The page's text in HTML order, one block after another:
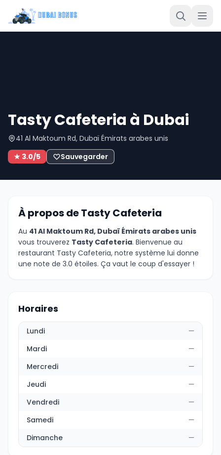
Tasty Cafeteria à Dubai
41 Al Maktoum Rd, Dubaï Émirats arabes unis
★ 3.0/5
Sauvegarder
À propos de Tasty Cafeteria
Au 41 Al Maktoum Rd, Dubaï Émirats arabes unis
vous trouverez Tasty Cafeteria. Bienvenue au
restaurant Tasty Cafeteria, notre système lui donne
une note de 3.0 étoiles. Ça vaut le coup d'essayer !
Horaires
Lundi
—
Mardi
—
Mercredi
—
Jeudi
—
Vendredi
—
Samedi
—
Dimanche
—